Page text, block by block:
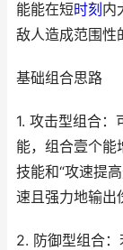
能能在短时刻 内
敌人造成范围性
基础组合思路
1. 攻击型组合
能，组合壹个能
技能和“攻速提
速且强力地输出
2. 防御型组合